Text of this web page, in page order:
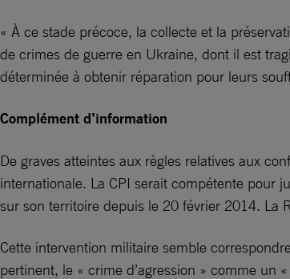
« À ce stade précoce, la collecte et la
de crimes de guerre en Ukraine, dont il est
déterminée à obtenir réparation pour leurs
Complément d’information
De graves atteintes aux règles relatives aux
internationale. La CPI serait compétente pour
sur son territoire depuis le 20 février 2014. La
Cette intervention militaire semble
pertinent, le « crime d’agression » comme un